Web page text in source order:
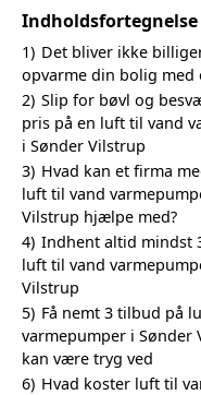
Indholdsfortegnelse
1) Det bliver ikke
opvarme din bolig med
2) Slip for bøvl og
pris på en luft til vand
i Sønder Vilstrup
3) Hvad kan et firma
luft til vand
Vilstrup hjælpe med?
4) Indhent altid mindst
luft til vand
Vilstrup
5) Få nemt 3 tilbud på
varmepumper i Sønder
kan være tryg ved
6) Hvad koster luft til